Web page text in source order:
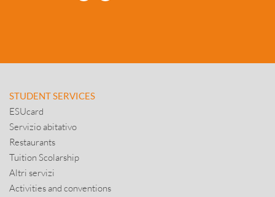
STUDENT SERVICES
ESUcard
Servizio abitativo
Restaurants
Tuition Scolarship
Altri servizi
Activities and conventions